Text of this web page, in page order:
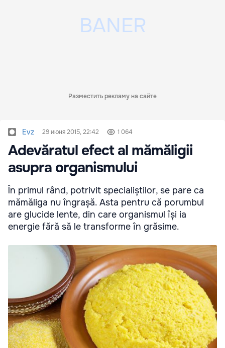
Разместить рекламу на сайте
Evz 29 июня 2015, 22:42 1 064
Adevăratul efect al mămăligii
asupra organismului
În primul rând, potrivit specialiștilor, se pare ca
mămăliga nu îngrașă. Asta pentru că porumbul
are glucide lente, din care organismul își ia
energie fără să le transforme în grăsime.